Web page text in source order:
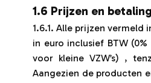
1.6 Prijzen en
1.6.1. Alle prijzen vermeld
in euro inclusief BTW
voor kleine VZW’s) ,
Aangezien de producten